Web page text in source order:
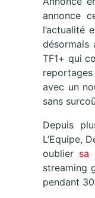
annonce
l’actualité
désormais
TF1+ qui
avec un
sans
Depuis
L’Equipe,
oublier sa
streaming
pendant